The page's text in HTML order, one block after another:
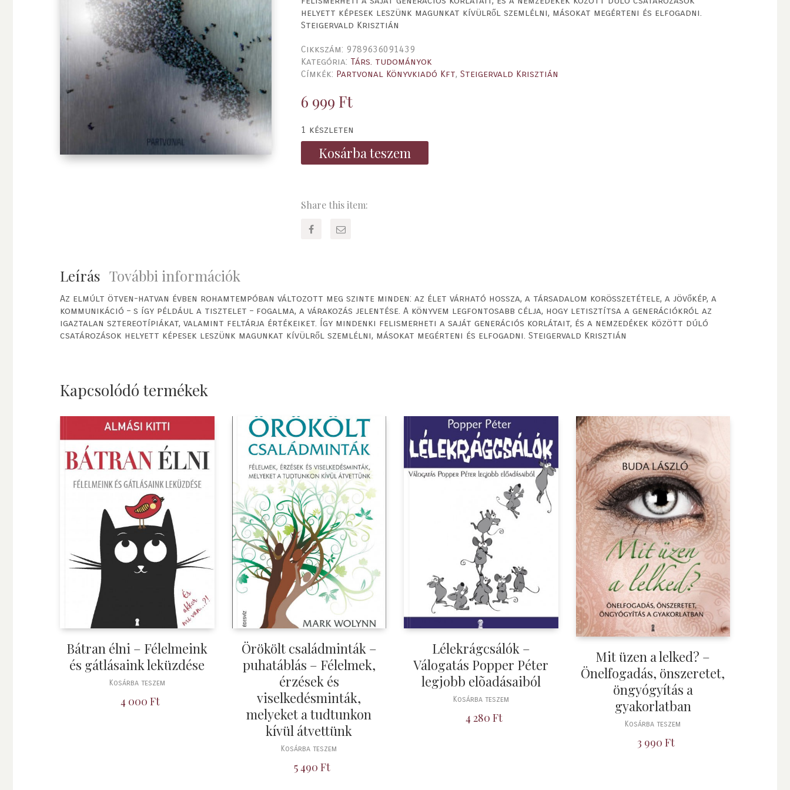
helyett képesek leszünk magunkat kívülről szemlélni, másokat megérteni és elfogadni.
Steigervald Krisztián
Cikkszám: 9789636091439
Kategória: Társ. tudományok
Címkék: Partvonal Könyvkiadó Kft, Steigervald Krisztián
6 999 Ft
1 készleten
Kosárba teszem
Share this item:
Leírás További információk
Az elmúlt ötven-hatvan évben rohamtempóban változott meg szinte minden: az élet várható hossza, a társadalom korösszetétele, a jövőkép, a
kommunikáció – s így például a tisztelet – fogalma, a várakozás jelentése. A könyvem legfontosabb célja, hogy letisztítsa a generációkról az
igaztalan sztereotípiákat, valamint feltárja értékeiket. Így mindenki felismerheti a saját generációs korlátait, és a nemzedékek között dúló
csatározások helyett képesek leszünk magunkat kívülről szemlélni, másokat megérteni és elfogadni. Steigervald Krisztián
Kapcsolódó termékek
Bátran élni – Félelmeink
és gátlásaink leküzdése
Kosárba teszem
4 000 Ft
Örökölt családminták –
puhatáblás – Félelmek,
érzések és
viselkedésminták,
melyeket a tudtunkon
kívül átvettünk
Kosárba teszem
5 490 Ft
Lélekrágcsálók –
Válogatás Popper Péter
legjobb elõadásaiból
Kosárba teszem
4 280 Ft
Mit üzen a lelked? –
Önelfogadás, önszeretet,
öngyógyítás a
gyakorlatban
Kosárba teszem
3 990 Ft